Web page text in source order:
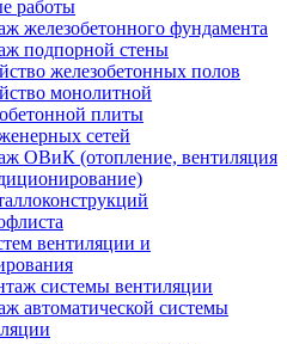
работы
железобетонного фундамента
подпорной стены
железобетонных полов
монолитной
плиты
сетей
ОВиК (отопление, вентиляция
вентиляции и
системы вентиляции
автоматической системы